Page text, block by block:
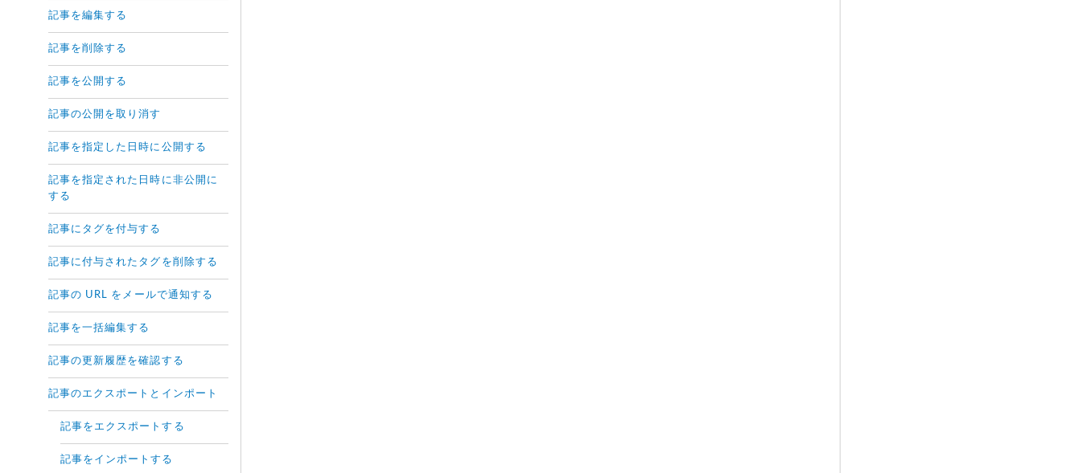
記事を編集する
記事を削除する
記事を公開する
記事の公開を取り消す
記事を指定した日時に公開する
記事を指定された日時に非公開に
する
記事にタグを付与する
記事に付与されたタグを削除する
記事の URL をメールで通知する
記事を一括編集する
記事の更新履歴を確認する
記事のエクスポートとインポート
記事をエクスポートする
記事をインポートする